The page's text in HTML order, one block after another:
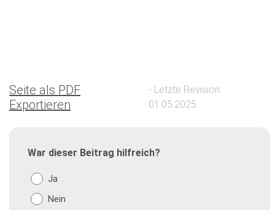
Seite als PDF
Exportieren
- Letzte Revision:
01.05.2025
War dieser Beitrag hilfreich?
Ja
Nein